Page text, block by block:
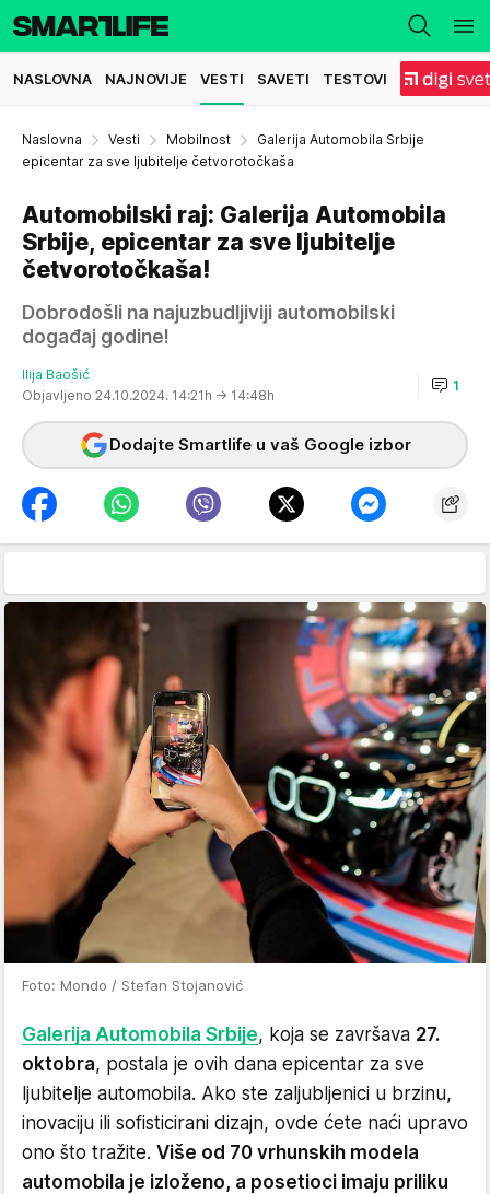
NASLOVNA NAJNOVIJE VESTI SAVETI TESTOVI
Naslovna Vesti Mobilnost
Galerija Automobila Srbije
epicentar za sve ljubitelje četvorotočkaša
Automobilski raj: Galerija Automobila
Srbije, epicentar za sve ljubitelje
četvorotočkaša!
Dobrodošli na najuzbudljiviji automobilski
događaj godine!
Ilija Baošić
Objavljeno 24.10.2024. 14:21h → 14:48h
1
Dodajte Smartlife u vaš Google izbor
Foto: Mondo / Stefan Stojanović
Galerija Automobila Srbije, koja se završava 27.
oktobra, postala je ovih dana epicentar za sve
ljubitelje automobila. Ako ste zaljubljenici u brzinu,
inovaciju ili sofisticirani dizajn, ovde ćete naći upravo
ono što tražite. Više od 70 vrhunskih modela
automobila je izloženo, a posetioci imaju priliku